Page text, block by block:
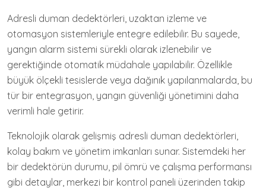
Adresli duman dedektörleri, uzaktan izleme ve
otomasyon sistemleriyle entegre edilebilir. Bu sayede,
yangın alarm sistemi sürekli olarak izlenebilir ve
gerektiğinde otomatik müdahale yapılabilir. Özellikle
büyük ölçekli tesislerde veya dağınık yapılanmalarda, bu
tür bir entegrasyon, yangın güvenliği yönetimini daha
verimli hale getirir.
Teknolojik olarak gelişmiş adresli duman dedektörleri,
kolay bakım ve yönetim imkanları sunar. Sistemdeki her
bir dedektörün durumu, pil ömrü ve çalışma performansı
gibi detaylar, merkezi bir kontrol paneli üzerinden takip